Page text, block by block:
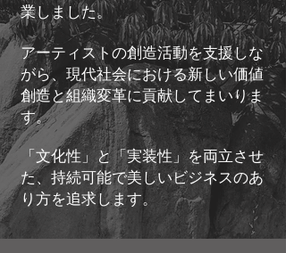
業しました。
アーティストの創造活動を支援しな
がら、現代社会における新しい価値
創造と組織変革に貢献してまいりま
す。
「文化性」と「実装性」を両立させ
た、持続可能で美しいビジネスのあ
り方を追求します。